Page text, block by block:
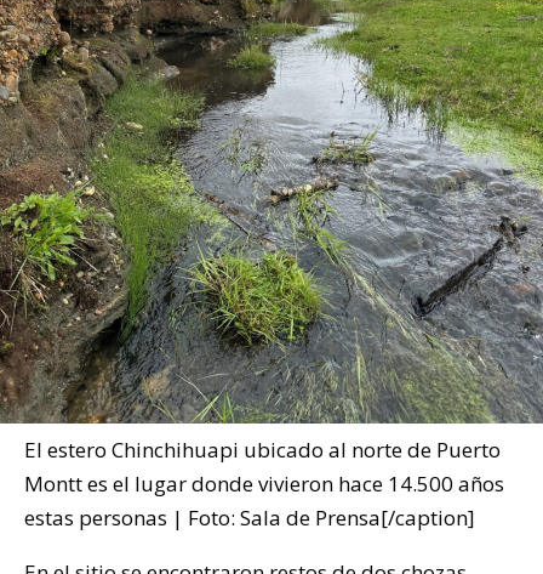
El estero Chinchihuapi ubicado al norte de Puerto
Montt es el lugar donde vivieron hace 14.500 años
estas personas | Foto: Sala de Prensa[/caption]